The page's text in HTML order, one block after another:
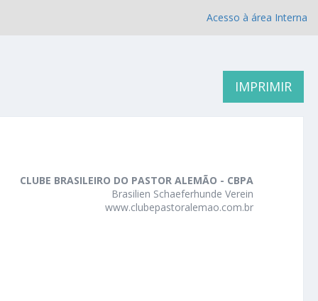
Acesso à área Interna
IMPRIMIR
CLUBE BRASILEIRO DO PASTOR ALEMÃO - CBPA
Brasilien Schaeferhunde Verein
www.clubepastoralemao.com.br